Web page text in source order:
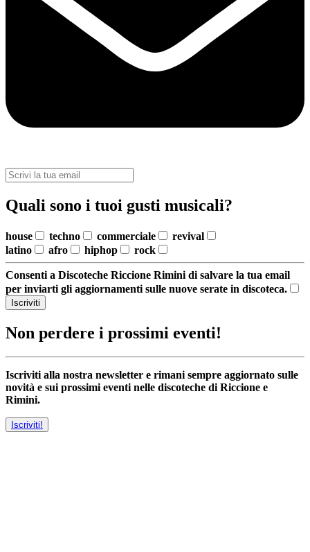
Quali sono i tuoi gusti musicali?
house techno commerciale
revival
latino
afro hiphop rock
Consenti a Discoteche Riccione Rimini di salvare la tua email
per inviarti gli aggiornamenti sulle nuove serate in discoteca.
Iscriviti
Non perdere i prossimi eventi!
Iscriviti alla nostra newsletter e rimani sempre aggiornato sulle
novità e sui prossimi eventi nelle discoteche di Riccione e
Rimini.
Iscriviti!